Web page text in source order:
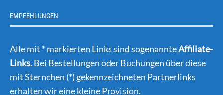
EMPFEHLUNGEN
Alle mit * markierten Links sind sogenannteAffiliate-
Links. Bei Bestellungen oder Buchungen über diese
mit Sternchen (*) gekennzeichneten Partnerlinks
erhalten wir eine kleine Provision.